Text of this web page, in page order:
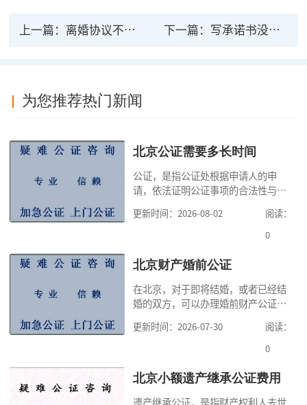
上一篇： 离婚协议不公证有法律效力么 判决离婚流程 下一篇： 写承诺书没公证有法律效力吗
为您推荐热门新闻
北京公证需要多长时间
公证，是指公证处根据申请人的申
请，依法证明公证事项的合法性与真
高公证事项的效力，固定证据，但是
很多人不知道在北京办理公证需要多
家，办理公证的时候除了需要按照公
道北京公证需要什么材料,北京公证需
要多少钱？北京公
更新时间：2026-08-02
阅读：
0
北京财产婚前公证
在北京，对于即将结婚，或者已经结
婚的双方，可以办理婚前财产公证，
式，可以避免个人财产引发的纠纷，
但是，在北京办理婚前财产公证，除
料外，公证咨询告诉大家，我们有必
更新时间：2026-07-30
阅读：
0
北京小额遗产继承公证费用
遗产继承公证，是指财产权利人去世